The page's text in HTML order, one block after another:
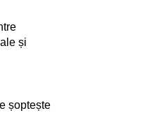
și
șoptește